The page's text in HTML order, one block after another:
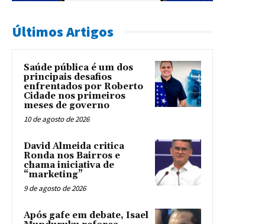
Últimos Artigos
Saúde pública é um dos
principais desafios
enfrentados por Roberto
Cidade nos primeiros
meses de governo
10 de agosto de 2026
David Almeida critica
Ronda nos Bairros e
chama iniciativa de
“marketing”
9 de agosto de 2026
Após gafe em debate, Isael